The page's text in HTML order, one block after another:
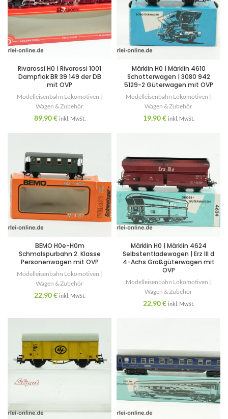
Rivarossi H0 | Rivarossi 1001
Dampflok BR 39 149 der DB
mit OVP
Modelleisenbahn Lokomotiven |
Wagen & Zubehör
89,90€ inkl. MwSt.
Märklin H0 | Märklin 4610
Schotterwagen | 3080 942
5129-2 Güterwagen mit OVP
Modelleisenbahn Lokomotiven |
Wagen & Zubehör
19,90€ inkl. MwSt.
BEMO H0e-H0m
Schmalspurbahn 2. Klasse
Personenwagen mit OVP
Modelleisenbahn Lokomotiven |
Wagen & Zubehör
22,90€ inkl. MwSt.
Märklin H0 | Märklin 4624
Selbstentladewagen | Erz III d
4-Achs Großgüterwagen mit
OVP
Modelleisenbahn Lokomotiven |
Wagen & Zubehör
22,90€ inkl. MwSt.